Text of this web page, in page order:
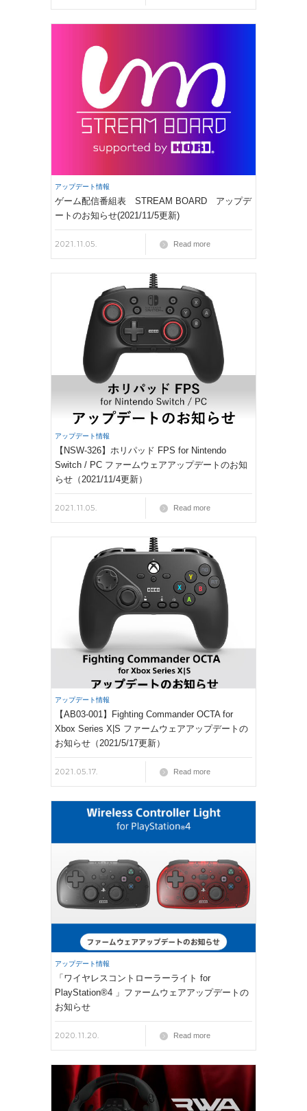
アップデート情報
ゲーム配信番組表 STREAM BOARD アップデ
ートのお知らせ(2021/11/5更新)
2021.11.05. Read more
アップデート情報
【NSW-326】ホリパッド FPS for Nintendo
Switch / PC ファームウェアアップデートのお知
らせ（2021/11/4更新）
2021.11.05. Read more
アップデート情報
【AB03-001】Fighting Commander OCTA for
Xbox Series X|S ファームウェアアップデートの
お知らせ（2021/5/17更新）
2021.05.17. Read more
アップデート情報
「ワイヤレスコントローラーライト for
PlayStation®4 」ファームウェアアップデートの
お知らせ
2020.11.20. Read more